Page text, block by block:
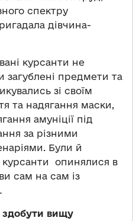
спектру
дівчина-
курсанти не
загублені предмети та
зі своїм
та надягання маски,
амуніції під
за різними
Були й
курсанти опинялися в
сам на сам із
здобути вищу